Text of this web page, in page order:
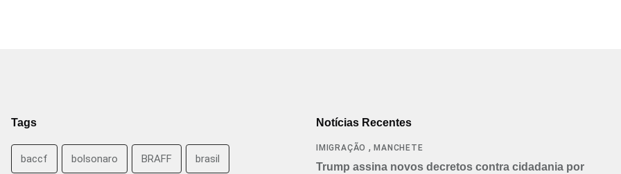
Tags
baccf bolsonaro BRAFF brasil
Notícias Recentes
IMIGRAÇÃO ,MANCHETE
Trump assina novos decretos contra cidadania por